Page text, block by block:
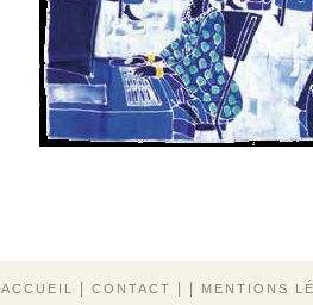
ACCUEIL CONTACT MENTIONS